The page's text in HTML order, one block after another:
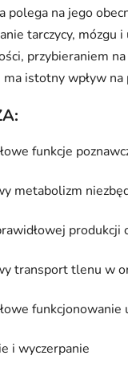
polega na jego
tarczycy, mózgu
przybieraniem
ma istotny wpływ
funkcje
metabolizm
transport tlenu w
funkcjonowanie
i wyczerpanie